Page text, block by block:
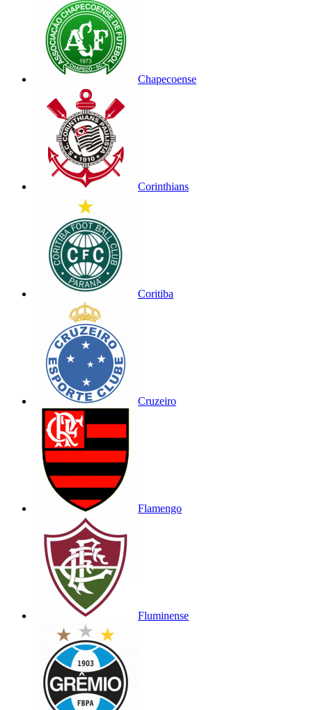
Chapecoense
Corinthians
Coritiba
Cruzeiro
Flamengo
Fluminense